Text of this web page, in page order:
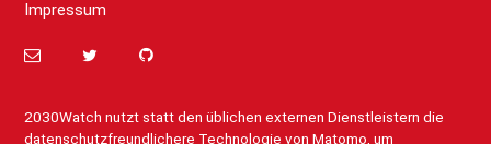
Impressum
2030Watch nutzt statt den üblichen externen Dienstleistern die
datenschutzfreundlichere Technologie vonMatomo , um